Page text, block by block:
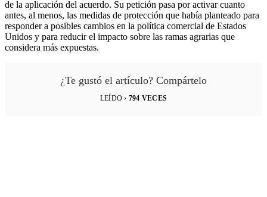
de la aplicación del acuerdo. Su petición pasa por activar cuanto
antes, al menos, las medidas de protección que había planteado para
responder a posibles cambios en la política comercial de Estados
Unidos y para reducir el impacto sobre las ramas agrarias que
considera más expuestas.
¿Te gustó el artículo? Compártelo
LEÍDO › 794 VECES